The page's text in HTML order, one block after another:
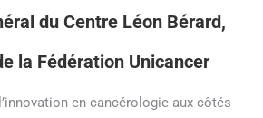
du Centre Léon Bérard,
la Fédération Unicancer
en cancérologie aux côtés